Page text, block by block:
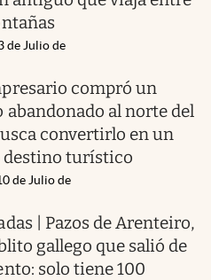
de Julio de
compró un
abandonado al norte del
convertirlo en un
destino turístico
de Julio de
| Pazos de Arenteiro,
gallego que salió de
solo tiene 100